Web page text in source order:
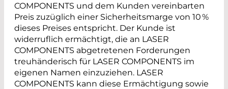
COMPONENTS und dem Kunden vereinbarten
Preis zuzüglich einer Sicherheitsmarge von 10 %
dieses Preises entspricht. Der Kunde ist
widerruflich ermächtigt, die an LASER
COMPONENTS abgetretenen Forderungen
treuhänderisch für LASER COMPONENTS im
eigenen Namen einzuziehen. LASER
COMPONENTS kann diese Ermächtigung sowie